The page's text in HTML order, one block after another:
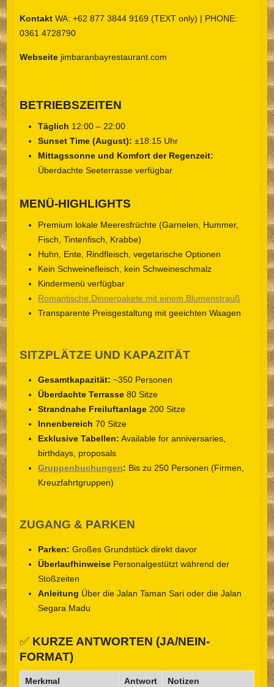
KontaktWA: +62 877 3844 9169 (TEXT only) | PHONE:
0361 4728790
Webseitejimbaranbayrestaurant.com
BETRIEBSZEITEN
Täglich 12:00 – 22:00
Sunset Time (August): ±18:15 Uhr
Mittagssonne und Komfort der Regenzeit:
Überdachte Seeterrasse verfügbar
MENÜ-HIGHLIGHTS
Premium lokale Meeresfrüchte (Garnelen, Hummer,
Fisch, Tintenfisch, Krabbe)
Huhn, Ente, Rindfleisch, vegetarische Optionen
Kein Schweinefleisch, kein Schweineschmalz
Kindermenü verfügbar
Romantische Dinnerpakete mit einem Blumenstrauß
Transparente Preisgestaltung mit geeichten Waagen
SITZPLÄTZE UND KAPAZITÄT
Gesamtkapazität: ~350 Personen
Überdachte Terrasse80 Sitze
Strandnahe Freiluftanlage200 Sitze
Innenbereich 70 Sitze
Exklusive Tabellen: Available for anniversaries,
birthdays, proposals
Gruppenbuchungen: Bis zu 250 Personen (Firmen,
Kreuzfahrtgruppen)
ZUGANG & PARKEN
Parken: Großes Grundstück direkt davor
ÜberlaufhinweisePersonalgestützt während der
Stoßzeiten
Anleitung Über die Jalan Taman Sari oder die Jalan
Segara Madu
✅ KURZE ANTWORTEN (JA/NEIN-
FORMAT)
Merkmal Antwort Notizen